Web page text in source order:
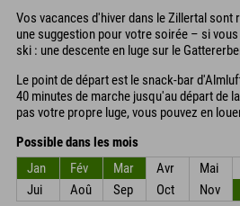
Vos vacances d'hiver dans le Zillertal sont
une suggestion pour votre soirée – si
ski : une descente en luge sur le
Le point de départ est le snack-bar
40 minutes de marche jusqu'au départ de
pas votre propre luge, vous pouvez en
Possible dans les mois
Jan
Fév Mar Avr Mai
Jui
Aoû Sep Oct Nov